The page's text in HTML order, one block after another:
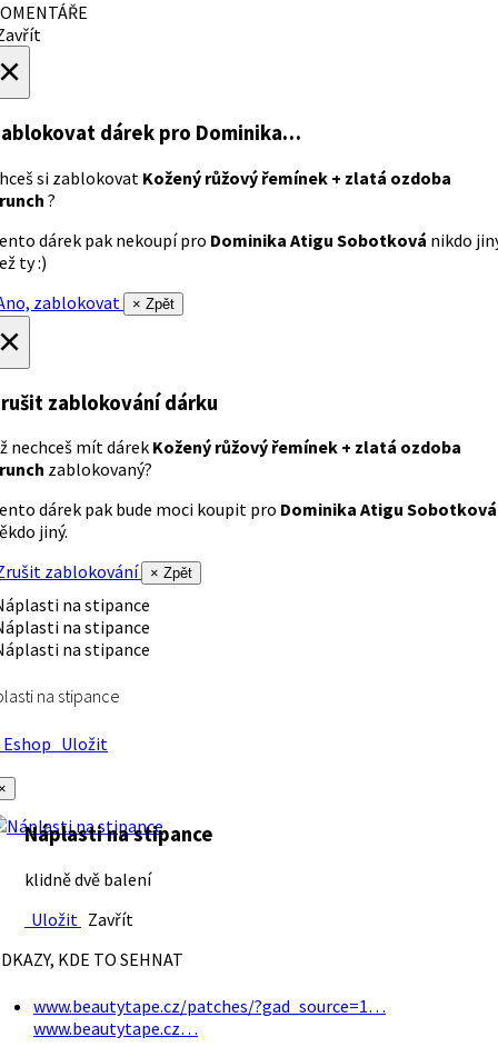
dárek pro Dominika…
si zablokovat Kožený růžový řemínek + zlatá ozdoba
?
dárek pak nekoupí pro Dominika Atigu Sobotková nikdo
ty :)
zablokovat
× Zpět
zablokování dárku
nechceš mít dárek Kožený růžový řemínek + zlatá ozdoba
zablokovaný?
dárek pak bude moci koupit pro Dominika Atigu Sobotková
jiný.
zablokování
× Zpět
na stipance
Uložit
Náplasti na stipance
klidně dvě balení
Uložit Zavřít
KDE TO SEHNAT
www.beautytape.cz/patches/?gad_source=1…
www.beautytape.cz…